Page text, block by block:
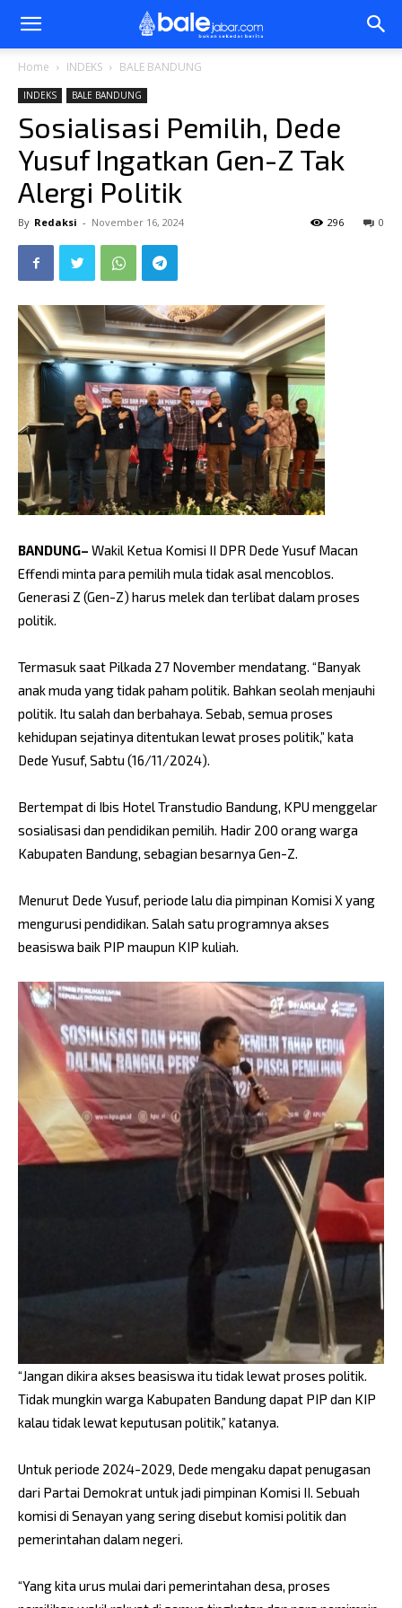
Bale
Jabar
Home INDEKS BALE BANDUNG
INDEKS BALE BANDUNG
Sosialisasi Pemilih, Dede
Yusuf Ingatkan Gen-Z Tak
Alergi Politik
By Redaksi - November 16, 2024 0
296
BANDUNG– Wakil Ketua Komisi II DPR Dede Yusuf Macan
Effendi minta para pemilih mula tidak asal mencoblos.
Generasi Z (Gen-Z) harus melek dan terlibat dalam proses
politik.
Termasuk saat Pilkada 27 November mendatang. “Banyak
anak muda yang tidak paham politik. Bahkan seolah menjauhi
politik. Itu salah dan berbahaya. Sebab, semua proses
kehidupan sejatinya ditentukan lewat proses politik,” kata
Dede Yusuf, Sabtu (16/11/2024).
Bertempat di Ibis Hotel Transtudio Bandung, KPU menggelar
sosialisasi dan pendidikan pemilih. Hadir 200 orang warga
Kabupaten Bandung, sebagian besarnya Gen-Z.
Menurut Dede Yusuf, periode lalu dia pimpinan Komisi X yang
mengurusi pendidikan. Salah satu programnya akses
beasiswa baik PIP maupun KIP kuliah.
“Jangan dikira akses beasiswa itu tidak lewat proses politik.
Tidak mungkin warga Kabupaten Bandung dapat PIP dan KIP
kalau tidak lewat keputusan politik,” katanya.
Untuk periode 2024-2029, Dede mengaku dapat penugasan
dari Partai Demokrat untuk jadi pimpinan Komisi II. Sebuah
komisi di Senayan yang sering disebut komisi politik dan
pemerintahan dalam negeri.
“Yang kita urus mulai dari pemerintahan desa, proses